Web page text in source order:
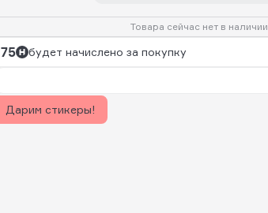
Товара сейчас нет в наличии
75 будет начислено за покупку
Дарим стикеры!